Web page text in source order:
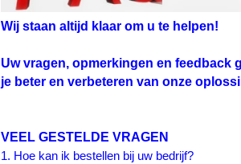
Wij staan ​​altijd klaar om u te helpen!
Uw vragen, opmerkingen en feedback
je beter en verbeteren van onze
VEEL GESTELDE VRAGEN
1. Hoe kan ik bestellen bij uw bedrijf?